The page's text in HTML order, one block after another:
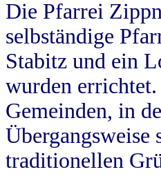
Die Pfarrei
selbständige
Stabitz und ein
wurden
Gemeinden, in
Übergangsweise
traditionellen